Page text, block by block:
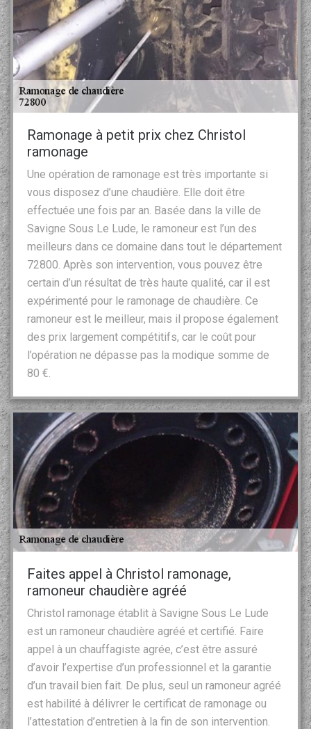
Ramonage à petit prix chez Christol
ramonage
Une opération de ramonage est très importante si
vous disposez d’une chaudière. Elle doit être
effectuée une fois par an. Basée dans la ville de
Savigne Sous Le Lude, le ramoneur est l’un des
meilleurs dans ce domaine dans tout le département
72800. Après son intervention, vous pouvez être
certain d’un résultat de très haute qualité, car il est
expérimenté pour le ramonage de chaudière. Ce
ramoneur est le meilleur, mais il propose également
des prix largement compétitifs, car le coût pour
l’opération ne dépasse pas la modique somme de
80 €.
Faites appel à Christol ramonage,
ramoneur chaudière agréé
Christol ramonage établit à Savigne Sous Le Lude
est un ramoneur chaudière agréé et certifié. Faire
appel à un chauffagiste agrée, c’est être assuré
d’avoir l’expertise d’un professionnel et la garantie
d’un travail bien fait. De plus, seul un ramoneur agréé
est habilité à délivrer le certificat de ramonage ou
l’attestation d’entretien à la fin de son intervention.